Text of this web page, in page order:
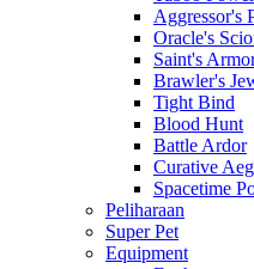
Aggressor's
Oracle's
Saint's
Brawler's
Tight Bind
Blood Hunt
Battle Ardor
Curative
Spacetime
Peliharaan
Super Pet
Equipment